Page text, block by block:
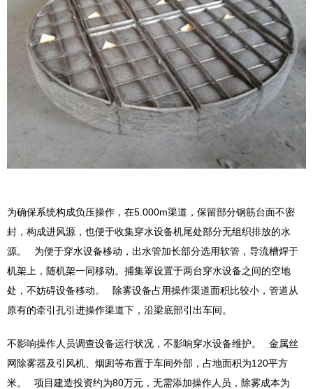
为确保系统构成负压操作，在5.000m渠道，保留部分钢筋台面不密
封，构成进风源，也便于收集穿水设备机尾处部分无组织排放的水
源。 为便于穿水设备移动，出水管加长部分选用软管，导流槽焊于
机架上，随机架一同移动。捕集罩设置于两台穿水设备之间的空地
处，不妨碍设备移动。 除雾设备占用操作渠道面积比较小，管道从
原有的牵引孔引进操作渠道下，沿梁底部引出车间。
不影响操作人员调查设备运行状况，不影响穿水设备维护。 金属丝
网除雾器及引风机、烟囱等布置于车间外部，占地面积为120平方
米。 项目建造投资约为80万元，无需添加操作人员，除雾成本为